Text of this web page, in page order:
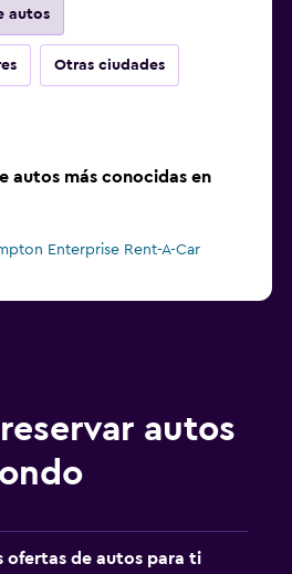
autos
Otras ciudades
autos más conocidas en
Enterprise Rent-A-Car
autos
ofertas de autos para ti